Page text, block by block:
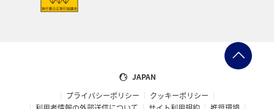
JAPAN
プライバシーポリシー
クッキーポリシー